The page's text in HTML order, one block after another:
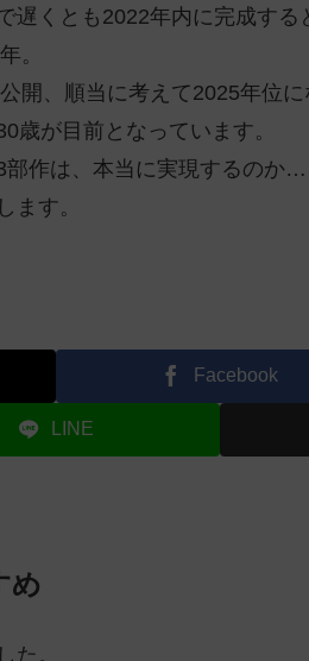
遅くとも2022年内に完成す
。
開、順当に考えて2025年位に
歳が目前となっています。
部作は、本当に実現するのか…
ます。
Facebook
LINE
め
た。